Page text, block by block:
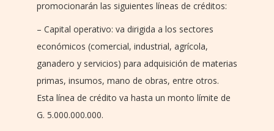
promocionarán las siguientes líneas de créditos:
– Capital operativo: va dirigida a los sectores
económicos (comercial, industrial, agrícola,
ganadero y servicios) para adquisición de materias
primas, insumos, mano de obras, entre otros.
Esta línea de crédito va hasta un monto límite de
G. 5.000.000.000.